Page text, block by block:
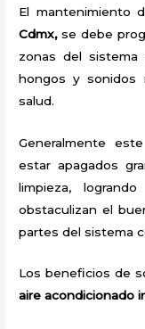
El mantenimiento
Cdmx,se debe
zonas del sistema
hongos y sonidos
salud.
Generalmente
estar apagados
limpieza,
obstaculizan el
partes del sistema
Los beneficios de
aire acondicionado